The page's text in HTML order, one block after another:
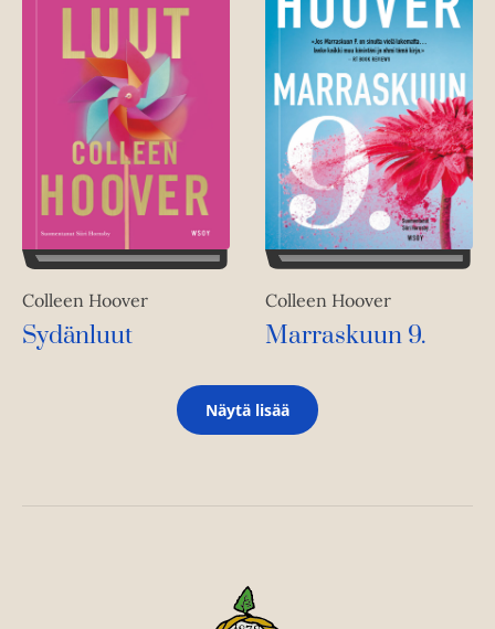
Colleen Hoover
Sydänluut
Colleen Hoover
Marraskuun 9.
Näytä lisää